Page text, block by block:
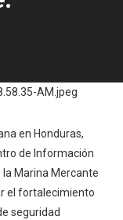
en Honduras,
de Información
la Marina Mercante
el fortalecimiento
seguridad